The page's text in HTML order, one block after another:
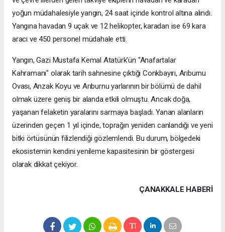
yoğun müdahalesiyle yangın, 24 saat içinde kontrol altına alındı.
Yangına havadan 9 uçak ve 12 helikopter, karadan ise 69 kara
aracı ve 450 personel müdahale etti.
Yangın, Gazi Mustafa Kemal Atatürk'ün "Anafartalar
Kahramanı" olarak tarih sahnesine çıktığı Conkbayırı, Arıburnu
Ovası, Anzak Koyu ve Arıburnu yarlarının bir bölümü de dahil
olmak üzere geniş bir alanda etkili olmuştu. Ancak doğa,
yaşanan felaketin yaralarını sarmaya başladı. Yanan alanların
üzerinden geçen 1 yıl içinde, toprağın yeniden canlandığı ve yeni
bitki örtüsünün filizlendiği gözlemlendi. Bu durum, bölgedeki
ekosistemin kendini yenileme kapasitesinin bir göstergesi
olarak dikkat çekiyor.
ÇANAKKALE HABERİ